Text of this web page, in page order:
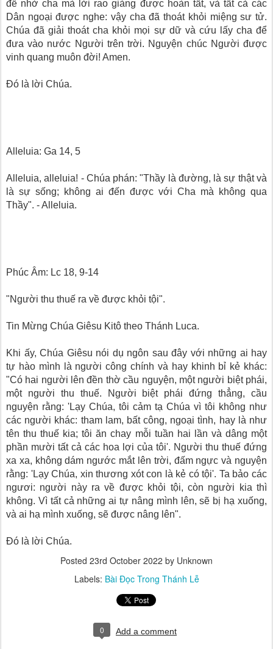
để nhờ cha mà lời rao giảng được hoàn tất, và tất cả các
Dân ngoại được nghe: vậy cha đã thoát khỏi miệng sư tử.
Chúa đã giải thoát cha khỏi mọi sự dữ và cứu lấy cha để
đưa vào nước Người trên trời. Nguyện chúc Người được
vinh quang muôn đời! Amen.
Ðó là lời Chúa.
Alleluia: Ga 14, 5
Alleluia, alleluia! - Chúa phán: "Thầy là đường, là sự thật và
là sự sống; không ai đến được với Cha mà không qua
Thầy". - Alleluia.
Phúc Âm: Lc 18, 9-14
"Người thu thuế ra về được khỏi tội".
Tin Mừng Chúa Giêsu Kitô theo Thánh Luca.
Khi ấy, Chúa Giêsu nói dụ ngôn sau đây với những ai hay
tự hào mình là người công chính và hay khinh bỉ kẻ khác:
"Có hai người lên đền thờ cầu nguyện, một người biệt phái,
một người thu thuế. Người biệt phái đứng thẳng, cầu
nguyện rằng: 'Lạy Chúa, tôi cảm tạ Chúa vì tôi không như
các người khác: tham lam, bất công, ngoại tình, hay là như
tên thu thuế kia; tôi ăn chay mỗi tuần hai lần và dâng một
phần mười tất cả các hoa lợi của tôi'. Người thu thuế đứng
xa xa, không dám ngước mắt lên trời, đấm ngực và nguyện
rằng: 'Lạy Chúa, xin thương xót con là kẻ có tội'. Ta bảo các
ngươi: người này ra về được khỏi tội, còn người kia thì
không. Vì tất cả những ai tự nâng mình lên, sẽ bị hạ xuống,
và ai hạ mình xuống, sẽ được nâng lên".
Ðó là lời Chúa.
Posted 23rd October 2022 by Unknown
Labels: Bài Ðọc Trong Thánh Lễ
0 Add a comment